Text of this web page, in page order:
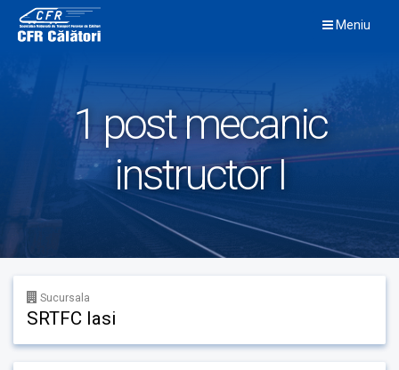
content
Meniu
1 post mecanic
instructor I
Sucursala
SRTFC Iasi